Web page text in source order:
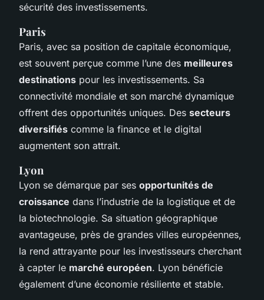
sécurité des investissements.
Paris
Paris, avec sa position de capitale économique,
est souvent perçue comme l’une des meilleures
destinations pour les investissements. Sa
connectivité mondiale et son marché dynamique
offrent des opportunités uniques. Des secteurs
diversifiés comme la finance et le digital
augmentent son attrait.
Lyon
Lyon se démarque par ses opportunités de
croissance dans l’industrie de la logistique et de
la biotechnologie. Sa situation géographique
avantageuse, près de grandes villes européennes,
la rend attrayante pour les investisseurs cherchant
à capter le marché européen. Lyon bénéficie
également d’une économie résiliente et stable.